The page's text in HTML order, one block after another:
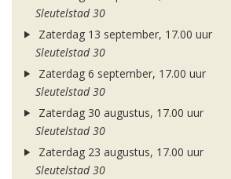
Sleutelstad 30
Zaterdag 13 september, 17.00 uur
Sleutelstad 30
Zaterdag 6 september, 17.00 uur
Sleutelstad 30
Zaterdag 30 augustus, 17.00 uur
Sleutelstad 30
Zaterdag 23 augustus, 17.00 uur
Sleutelstad 30